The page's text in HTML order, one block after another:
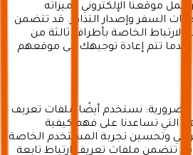
موقعنا الإلكتروني وميزاته
السفر وإصدار التذاكر. قد تتضمن
الخاصة بأطراف ثالثة من
تتم إعادة توجيهك إلى موقعهم
الضرورية: نستخدم أيضًا ملفات تعريف
التي تساعدنا على فهم كيفية
وتحسين تجربة المستخدم الخاصة
قد تتضمن ملفات تعريف ارتباط تابعة